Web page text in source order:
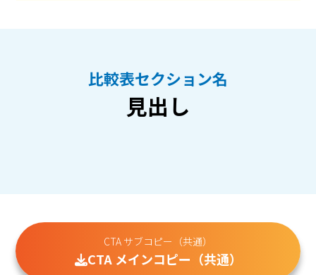
比較表セクション名
見出し
CTA サブコピー（共通）
CTA メインコピー（共通）